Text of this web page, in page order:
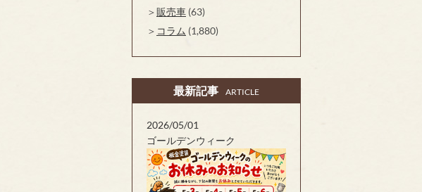
販売車 (63)
コラム (1,880)
最新記事 ARTICLE
2026/05/01
ゴールデンウィーク